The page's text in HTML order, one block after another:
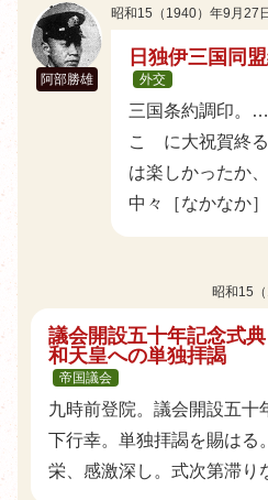
阿部勝雄
昭和15（1940）年9月27日
日独伊三国同
外交
三国条約調印。…
こゝに大祝賀終
は楽しかったか
中々［なかなか］
昭和15
議会開設五十年記念式
和天皇への単独拝謁
帝国議会
九時前登院。議会開設五十
下行幸。単独拝謁を賜はる
栄、感激深し。式次第滞り